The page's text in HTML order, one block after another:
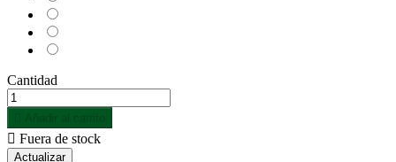
Cantidad
 Fuera de stock